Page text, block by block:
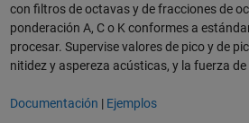
con filtros de octavas y de fracciones de
ponderación A, C o K conformes a
procesar. Supervise valores de pico y de
nitidez y aspereza acústicas, y la fuerza
Documentación | Ejemplos